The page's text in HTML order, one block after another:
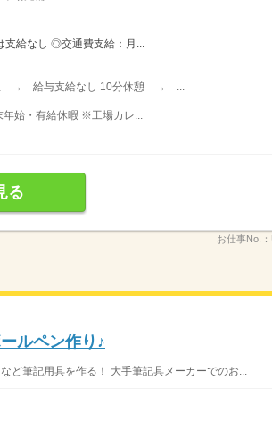
給なし ◎交通費支給：月...
憩 → 給与支給なし 10分休憩 → ...
始・有給休暇 ※工場カレ...
る
お仕事No.：
ルペン作り♪
ど筆記用具を作る！ 大手筆記具メーカーでのお...